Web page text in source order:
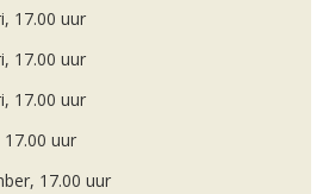
17.00 uur
17.00 uur
17.00 uur
uur
17.00 uur